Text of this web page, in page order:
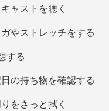
ャストを聴く
やストレッチをする
する
の持ち物を確認する
をさっと拭く